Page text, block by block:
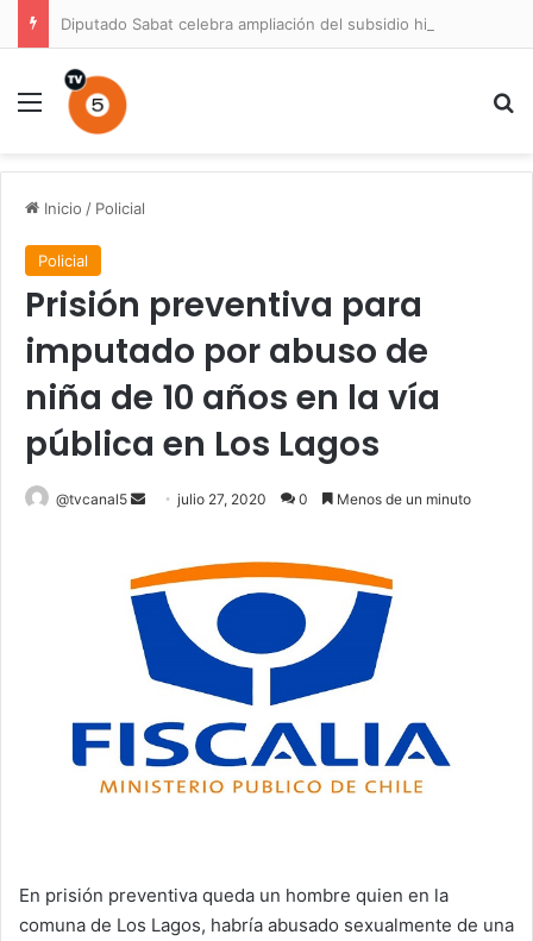
Menú
Inicio / Policial
Policial
Prisión preventiva para
imputado por abuso de
niña de 10 años en la vía
pública en Los Lagos
@tvcanal5
Sendjulio 27, 2020 0 Menos de un minuto
En prisión preventiva queda un hombre quien en la
comuna de Los Lagos, habría abusado sexualmente de una